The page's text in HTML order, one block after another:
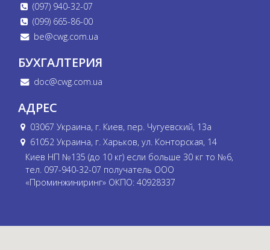
(097) 940-32-07
(099) 665-86-00
be@cwg.com.ua
БУХГАЛТЕРИЯ
doc@cwg.com.ua
АДРЕС
03067 Украина, г. Киев, пер. Чугуевский, 13а
61052 Украина, г. Харьков, ул. Конторская, 14
Киев НП №135 (до 10 кг) если больше 30 кг то №6,
тел. 097-940-32-07 получатель ООО
«Проминжиниринг» ОКПО: 40928337